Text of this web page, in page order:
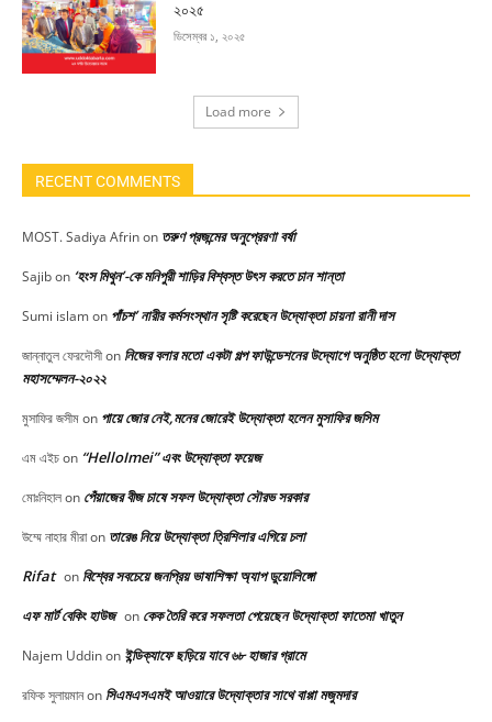
২০২৫
ডিসেম্বর ১, ২০২৫
Load more
RECENT COMMENTS
MOST. Sadiya Afrinon তরুণ প্রজন্মের অনুপ্রেরণা বর্ষা
Sajibon ‘হংস মিথুন’-কে মনিপুরী শাড়ির বিশ্বস্ত উৎস করতে চান শান্তা
Sumi islamon পাঁচশ’ নারীর কর্মসংস্থান সৃষ্টি করেছেন উদ্যোক্তা চায়না রানী দাস
জান্নাতুল ফেরদৌসীon নিজের বলার মতো একটা গল্প ফাউন্ডেশনের উদ্যোগে অনুষ্ঠিত হলো উদ্যোক্তা
মহাসম্মেলন-২০২২
মুসাফির জসীমon পায়ে জোর নেই,মনের জোরেই উদ্যোক্তা হলেন মুসাফির জসিম
এম এইচon “HelloImei” এবং উদ্যোক্তা ফয়েজ
মোঃনিহালon পেঁয়াজের বীজ চাষে সফল উদ্যোক্তা সৌরভ সরকার
উম্মে নাহার মীরাon তারেঙ নিয়ে উদ্যোক্তা ত্রিশিলার এগিয়ে চলা
Rifat on বিশ্বের সবচেয়ে জনপ্রিয় ভাষাশিক্ষা অ্যাপ ডুয়োলিঙ্গো
এফ মার্ট বেকিং হাউজ on কেক তৈরি করে সফলতা পেয়েছেন উদ্যোক্তা ফাতেমা খাতুন
Najem Uddinon ইন্ডিক্যাফে ছড়িয়ে যাবে ৬৮ হাজার গ্রামে
রফিক সুলায়মানon সিএমএসএমই আওয়ারে উদ্যোক্তার সাথে বাপ্পা মজুমদার